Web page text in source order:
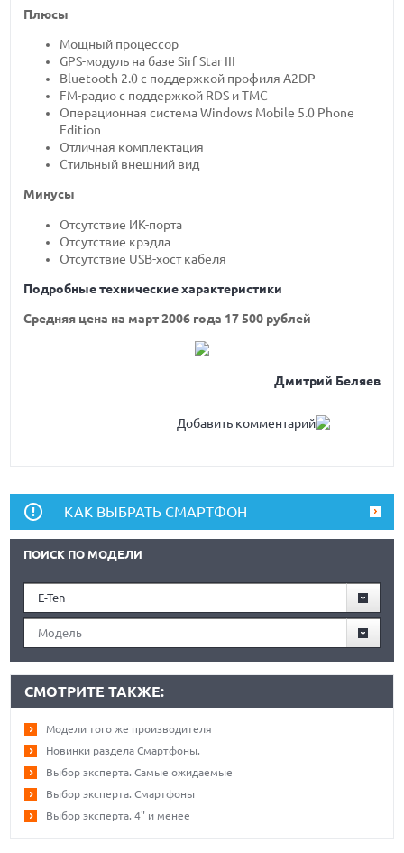
Плюсы
Мощный процессор
GPS-модуль на базе Sirf Star III
Bluetooth 2.0 с поддержкой профиля A2DP
FM-радио с поддержкой RDS и TMC
Операционная система Windows Mobile 5.0 Phone
Edition
Отличная комплектация
Стильный внешний вид
Минусы
Отсутствие ИК-порта
Отсутствие крэдла
Отсутствие USB-хост кабеля
Подробные технические характеристики
Средняя цена на март 2006 года 17 500 рублей
Дмитрий Беляев
Добавить комментарий
КАК ВЫБРАТЬ СМАРТФОН
ПОИСК ПО МОДЕЛИ
E-Ten
Модель
СМОТРИТЕ ТАКЖЕ:
Модели того же производителя
Новинки раздела Смартфоны.
Выбор эксперта. Самые ожидаемые
Выбор эксперта. Смартфоны
Выбор эксперта. 4" и менее